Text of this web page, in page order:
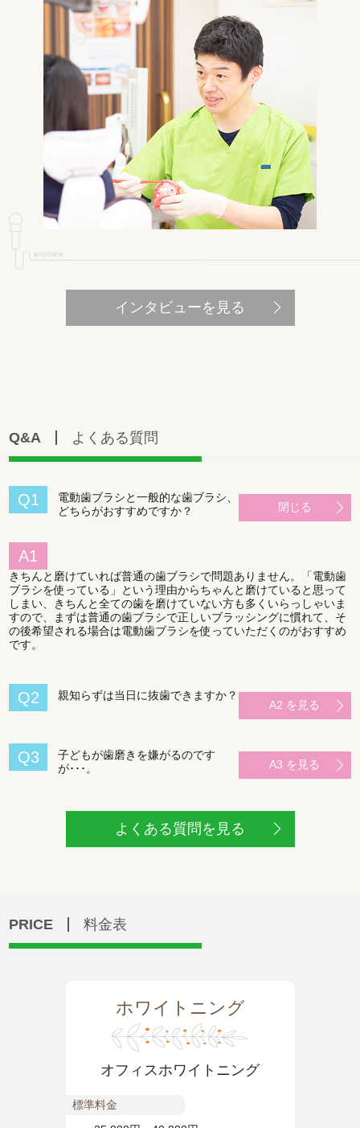
インタビューを見る
Q&A よくある質問
Q1
電動歯ブラシと一般的な歯ブラシ、
どちらがおすすめですか？
閉じる
A1
きちんと磨けていれば普通の歯ブラシで問題ありません。「電動歯
ブラシを使っている」という理由からちゃんと磨けていると思って
しまい、きちんと全ての歯を磨けていない方も多くいらっしゃいま
すので、まずは普通の歯ブラシで正しいブラッシングに慣れて、そ
の後希望される場合は電動歯ブラシを使っていただくのがおすすめ
です。
Q2 親知らずは当日に抜歯できますか？
A2 を見る
Q3
子どもが歯磨きを嫌がるのです
が･･･。
A3 を見る
よくある質問を見る
PRICE 料金表
ホワイトニング
オフィスホワイトニング
標準料金